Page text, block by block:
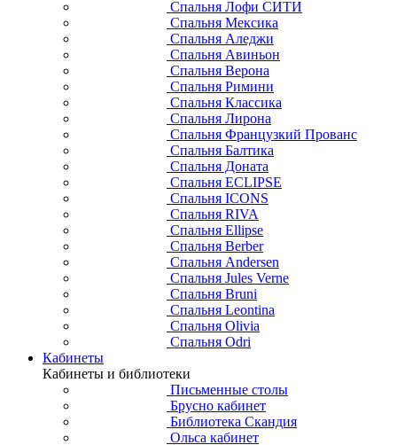
Спальня Лофи СИТИ
Спальня Мексика
Спальня Аледжи
Спальня Авиньон
Спальня Верона
Спальня Римини
Спальня Классика
Спальня Лирона
Спальня Французкий Прованс
Спальня Балтика
Спальня Доната
Спальня ECLIPSE
Спальня ICONS
Спальня RIVA
Спальня Ellipse
Спальня Berber
Спальня Andersen
Спальня Jules Verne
Спальня Bruni
Спальня Leontina
Спальня Olivia
Спальня Odri
Кабинеты
Кабинеты и библиотеки
Письменные столы
Брусно кабинет
Библиотека Скандия
Ольса кабинет